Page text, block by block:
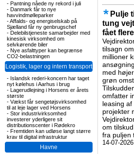
- Pantning nåede ny rekord i juli
- Danmark får to nye
havvindmølleparker
-Affalds- og energiselskab på
Sjælland får ny genbrugschef
- Delebilstjeneste samarbejder med
kinesisk virksomhed om
selvkørende biler
- Nye asfalttyper kan begrænse
CO2-belastningen
Logistik, lager og intern transport
- Islandsk rederi-koncern har taget
nyt kølehus i Aarhus i brug
- Lagerudlejning i Horsens er årets
største
- Vækst får sengetøjsvirksomhed
til at leje lager ved Horsens
- Stor industrivirksomhed
investerer yderligere sit
distributionscenter i Rødekro
- Fremtiden kan udløse langt større
krav til digital infrastruktur
Havne
Pulje
tung
fået
tilsagn
millioner
med
grøn
omfatter
leasing
projekter
om
fra puljen
14-07-